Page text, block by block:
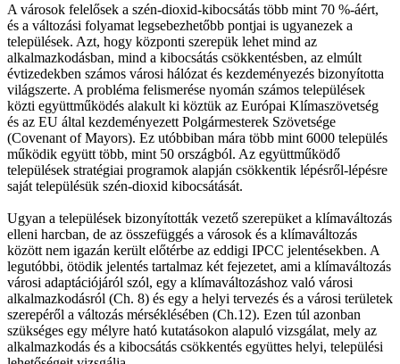
A városok felelősek a szén-dioxid-kibocsátás több mint 70 %-áért,
és a változási folyamat legsebezhetőbb pontjai is ugyanezek a
települések. Azt, hogy központi szerepük lehet mind az
alkalmazkodásban, mind a kibocsátás csökkentésben, az elmúlt
évtizedekben számos városi hálózat és kezdeményezés bizonyította
világszerte. A probléma felismerése nyomán számos települések
közti együttműködés alakult ki köztük az Európai Klímaszövetség
és az EU által kezdeményezett Polgármesterek Szövetsége
(Covenant of Mayors). Ez utóbbiban mára több mint 6000 település
működik együtt több, mint 50 országból. Az együttműködő
települések stratégiai programok alapján csökkentik lépésről-lépésre
saját településük szén-dioxid kibocsátását.
Ugyan a települések bizonyították vezető szerepüket a klímaváltozás
elleni harcban, de az összefüggés a városok és a klímaváltozás
között nem igazán került előtérbe az eddigi IPCC jelentésekben. A
legutóbbi, ötödik jelentés tartalmaz két fejezetet, ami a klímaváltozás
városi adaptációjáról szól, egy a klímaváltozáshoz való városi
alkalmazkodásról (Ch. 8) és egy a helyi tervezés és a városi területek
szerepéről a változás mérséklésében (Ch.12). Ezen túl azonban
szükséges egy mélyre ható kutatásokon alapuló vizsgálat, mely az
alkalmazkodás és a kibocsátás csökkentés együttes helyi, települési